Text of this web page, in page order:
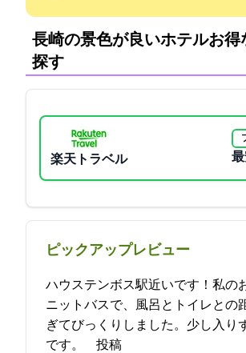
長崎の景色が良いホテル:お得
探す
楽天トラベル
ピックアップレビュー
ハウステンボス駅近いです！私の
ニットバスで、風呂とトイレとの
ぎてびっくりしました。少し入り
です。 2021-12-18 18:48:11投稿